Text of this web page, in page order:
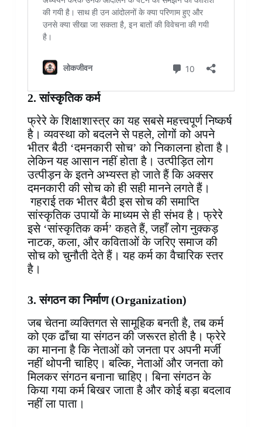
2. सांस्कृतिक कर्म
फ्रेरे के शिक्षाशास्त्र का यह सबसे महत्त्वपूर्ण निष्कर्ष
है। व्यवस्था को बदलने से पहले, लोगों को अपने
भीतर बैठी ‘दमनकारी सोच’ को निकालना होता है।
लेकिन यह आसान नहीं होता है। उत्पीड़ित लोग
उत्पीड़न के इतने अभ्यस्त हो जाते हैं कि अक्सर
दमनकारी की सोच को ही सही मानने लगते हैं।
गहराई तक भीतर बैठी इस सोच की समाप्ति
सांस्कृतिक उपायों के माध्यम से ही संभव है। फ्रेरे
इसे ‘सांस्कृतिक कर्म’ कहते हैं, जहाँ लोग नुक्कड़
नाटक, कला, और कविताओं के जरिए समाज की
सोच को चुनौती देते हैं। यह कर्म का वैचारिक स्तर
है।
3. संगठन का निर्माण (Organization)
जब चेतना व्यक्तिगत से सामूहिक बनती है, तब कर्म
को एक ढाँचा या संगठन की जरूरत होती है। फ्रेरे
का मानना है कि नेताओं को जनता पर अपनी मर्जी
नहीं थोपनी चाहिए। बल्कि, नेताओं और जनता को
मिलकर संगठन बनाना चाहिए। बिना संगठन के
किया गया कर्म बिखर जाता है और कोई बड़ा बदलाव
नहीं ला पाता।